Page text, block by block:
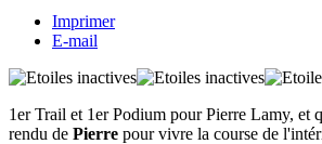
Imprimer
E-mail
1er Trail et 1er Podium pour Pierre Lamy, et
rendu de Pierre pour vivre la course de